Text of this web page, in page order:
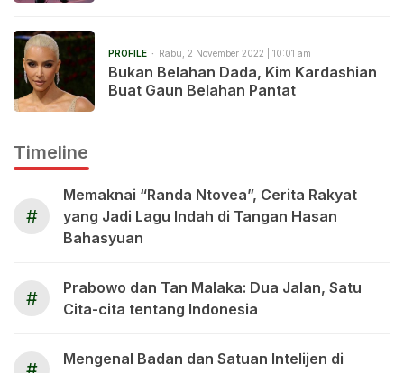
PROFILE Rabu, 2 November 2022 | 10:01 am
Bukan Belahan Dada, Kim Kardashian
Buat Gaun Belahan Pantat
Timeline
#
Memaknai “Randa Ntovea”, Cerita Rakyat
yang Jadi Lagu Indah di Tangan Hasan
Bahasyuan
#
Prabowo dan Tan Malaka: Dua Jalan, Satu
Cita-cita tentang Indonesia
Mengenal Badan dan Satuan Intelijen di